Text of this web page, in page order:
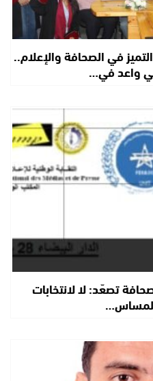
في الصحافة والإعلام..
واعد في…
تصعّد: لا لانتخابات